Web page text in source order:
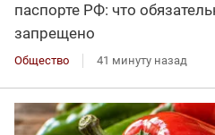
паспорте РФ: что
запрещено
Общество 41 минуту назад